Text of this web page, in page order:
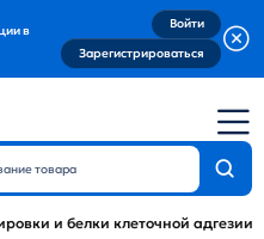
в
Войти
Зарегистрироваться
и белки клеточной адгезии